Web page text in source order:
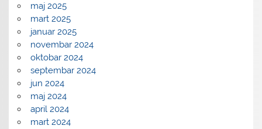
maj 2025
mart 2025
januar 2025
novembar 2024
oktobar 2024
septembar 2024
jun 2024
maj 2024
april 2024
mart 2024